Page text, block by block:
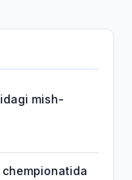
mish-